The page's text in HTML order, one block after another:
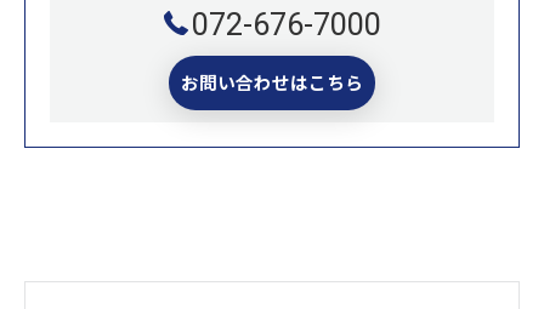
072-676-7000
お問い合わせはこちら